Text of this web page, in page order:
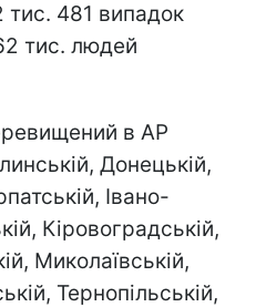
тис. 481 випадок
тис. людей
в АР
Донецькій,
Івано-
Кіровоградській,
Миколаївській,
Тернопільській,